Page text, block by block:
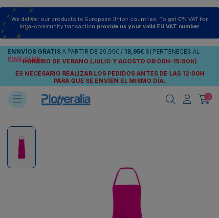
We deliver our products to European Union countries. To get 0% VAT for
intra-community transaction provide us your valid EU VAT number
ENNVÍOS GRATIS A PARTIR DE 29,99€ / 18,95€ SI PERTENECES AL
PINK CLUB
HORARIO DE VERANO (JULIO Y AGOSTO 08:00H-15:00H)
ES NECESARIO REALIZAR LOS PEDIDOS ANTES DE LAS 12:00H
PARA QUE SE ENVÍEN EL MISMO DÍA.
0